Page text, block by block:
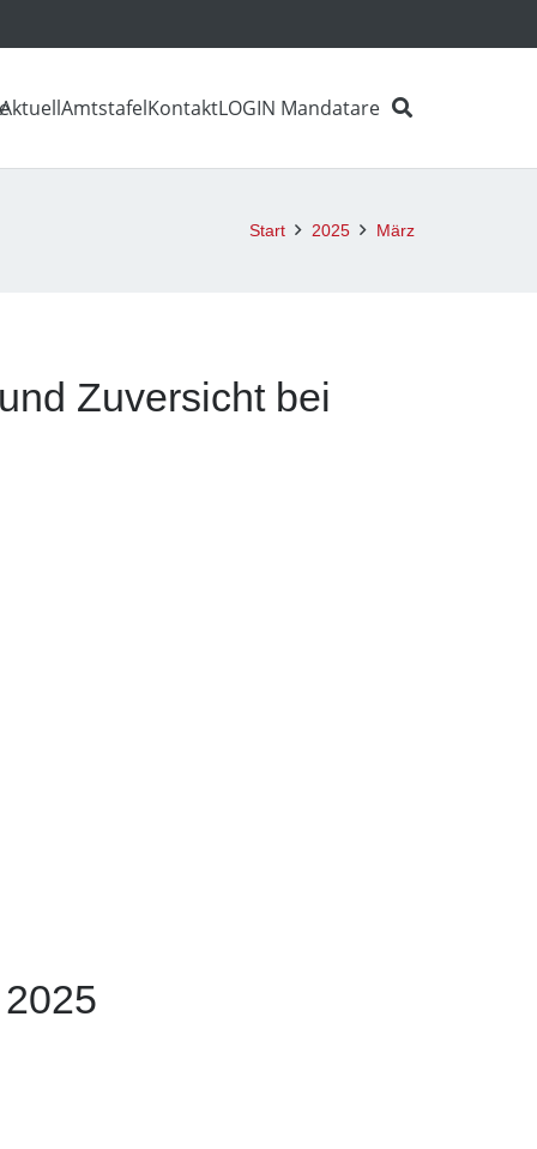
AktuellAmtstafelKontaktLOGIN Mandatare
Start 2025 März
Zuversicht bei